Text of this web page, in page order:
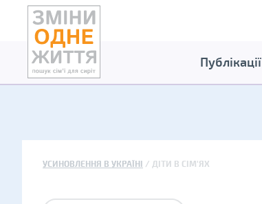
Публікації
УСИНОВЛЕННЯ В УКРАЇНІ ДІТИ В СІМ'ЯХ